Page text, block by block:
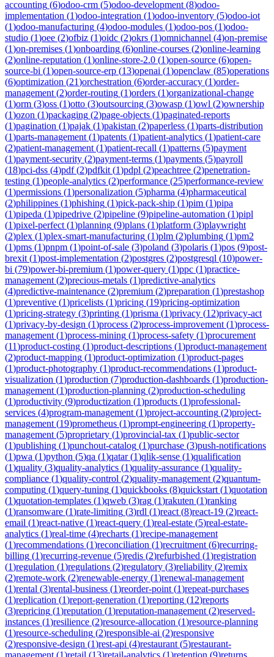
accounting (6)odoo-crm (5)odoo-development (8)odoo-
implementation (1)odoo-integration (1)odoo-inventory (5)odoo-iot
(1)odoo-manufacturing (4)odoo-modules (1)odoo-pos (1)odoo-
studio (1)oee (2)ofbiz (1)oidc (2)okrs (1)omnichannel (4)on-premise
(1)on-premises (1)onboarding (6)online-courses (2)online-learning
(2)online-reputation (1)online-store-2.0 (1)open-source (6)open-
source-bi (1)open-source-erp (13)openai (1)openclaw (85)operations
(6)optimization (21)orchestration (6)order-accuracy (1)order-
management (2)order-routing (1)orders (1)organizational-change
(1)orm (3)oss (1)otto (3)outsourcing (3)owasp (1)owl (2)ownership
(1)ozon (1)packaging (2)page-objects (1)paginated-reports
(1)pagination (1)pajak (1)pakistan (2)paperless (1)parts-distribution
(1)parts-management (1)patents (1)patient-analytics (1)patient-care
(2)patient-management (1)patient-recall (1)patterns (5)payment
(1)payment-security (2)payment-terms (1)payments (5)payroll
(18)pci-dss (4)pdf(2)pdfkit (1)pdpl (2)peachtree (2)penetration-
testing (1)people-analytics (2)performance (25)performance-review
(1)permissions (1)personalization (5)pharma (4)pharmaceutical
(2)philippines (1)phishing (1)pick-pack-ship (1)pim (1)pipa
(1)pipeda (1)pipedrive (2)pipeline (9)pipeline-automation (1)pipl
(1)pixel-perfect (1)planning (9)plans (1)platform (3)playwright
(2)plex (1)plex-smart-manufacturing (1)plm (2)plumbing (1)pm2
(1)pms (1)pnpm (1)point-of-sale (3)poland (3)polaris (1)pos (9)post-
brexit (1)post-implementation (2)postgres (2)postgresql (10)power-
bi (79)power-bi-premium (1)power-query (1)ppc (1)practice-
management (2)precious-metals (1)predictive-analytics
(4)predictive-maintenance (2)premium (2)preparation (1)prestashop
(1)preventive (1)pricelists (1)pricing (19)pricing-optimization
(1)pricing-strategy (3)printing (1)prisma (1)privacy (12)privacy-act
(1)privacy-by-design (1)process (2)process-improvement (1)process-
management (1)process-mining (1)process-safety (1)procurement
(11)product-costing (1)product-descriptions (1)product-management
(2)product-mapping (1)product-optimization (1)product-pages
(1)product-photography (1)product-recommendations (1)product-
visualization (1)production (7)production-dashboards (1)production-
management (1)production-planning (2)production-scheduling
(1)productivity (9)productization (1)products (1)professional-
services (4)program-management (1)project-accounting (2)project-
management (19)prometheus (1)prompt-engineering (1)property-
management (5)proprietary (1)provincial-tax (1)public-sector
(1)publishing (1)punchout-catalog (1)purchase (3)push-notifications
(1)pwa (1)python (5)qa (1)qatar(1)qlik-sense (1)qualification
(1)quality (3)quality-analytics (1)quality-assurance (1)quality-
compliance (1)quality-control (2)quality-management (2)quantum-
computing (1)query-tuning (1)quickbooks (8)quickstart (1)quotation
(1)quotation-templates (1)qweb (3)rag (1)rakuten (1)ranking
(1)ransomware (1)rate-limiting (3)rdl (1)react (8)react-19 (2)react-
email (1)react-native (1)react-query (1)real-estate (5)real-estate-
analytics (1)real-time (4)recharts (1)recipe-management
(1)recommendations (1)reconciliation (1)recruitment (6)recurring-
billing (1)recurring-revenue (5)redis (2)refurbished (1)registration
(1)regulation (1)regulations (2)regulatory (3)reliability (2)remix
(2)remote-work (2)renewable-energy (1)renewal-management
(1)rental (3)rental-business (1)reorder-point (1)repeat-purchases
(1)replication (1)report-generation (1)reporting (12)reports
(3)repricing (1)reputation (1)reputation-management (2)reserved-
instances (1)resilience (2)resource-allocation (1)resource-planning
(1)resource-scheduling (2)responsible-ai (2)responsive
(2)responsive-design (1)rest-api (4)restaurant (5)restaurant-
management (1)retail (13)retail-analytics (1)retention (9)returns